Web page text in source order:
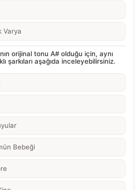
Varya
orijinal tonu A# olduğu için, aynı
şarkıları aşağıda inceleyebilirsiniz.
Bebeği